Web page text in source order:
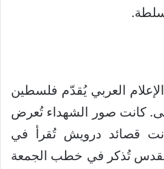
العربي يُقدّم فلسطين
كانت صور الشهداء تُعرض
قصائد درويش تُقرأ في
القدس تُذكر في خطب الجمعة